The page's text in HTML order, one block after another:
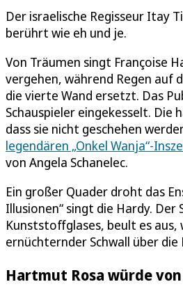
Der israelische Regisseur Itay
berührt wie eh und je.
Von Träumen singt Françoise
vergehen, während Regen auf
die vierte Wand ersetzt. Das
Schauspieler eingekesselt. Die
dass sie nicht geschehen
legendären „Onkel Wanja“-
von Angela Schanelec.
Ein großer Quader droht das
Illusionen“ singt die Hardy.
Kunststoffglases, beult es aus,
ernüchternder Schwall über
Hartmut Rosa würde von